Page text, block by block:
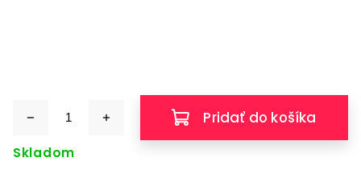
Skladom
Pridať do košíka